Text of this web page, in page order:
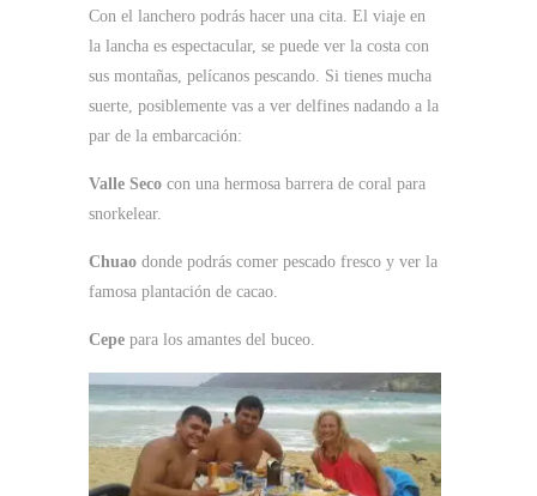
Con el lanchero podrás hacer una cita. El viaje en
la lancha es espectacular, se puede ver la costa con
sus montañas, pelícanos pescando. Si tienes mucha
suerte, posiblemente vas a ver delfines nadando a la
par de la embarcación:
Valle Seco con una hermosa barrera de coral para
snorkelear.
Chuao donde podrás comer pescado fresco y ver la
famosa plantación de cacao.
Cepe para los amantes del buceo.